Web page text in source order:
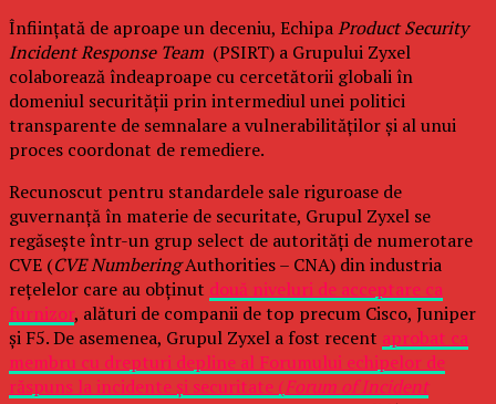
Înființată de aproape un deceniu, EchipaProduct Security
Incident Response Team (PSIRT) a Grupului Zyxel
colaborează îndeaproape cu cercetătorii globali în
domeniul securității prin intermediul unei politici
transparente de semnalare a vulnerabilităților și al unui
proces coordonat de remediere.
Recunoscut pentru standardele sale riguroase de
guvernanță în materie de securitate, Grupul Zyxel se
regăsește într-un grup select de autorități de numerotare
CVE (CVE NumberingAuthorities – CNA) din industria
rețelelor care au obținut două niveluri de acceptare ca
furnizor, alături de companii de top precum Cisco, Juniper
și F5. De asemenea, Grupul Zyxel a fost recent aprobat ca
membru cu drepturi depline al Forumului echipelor de
răspuns la incidente și securitate (Forum of Incident